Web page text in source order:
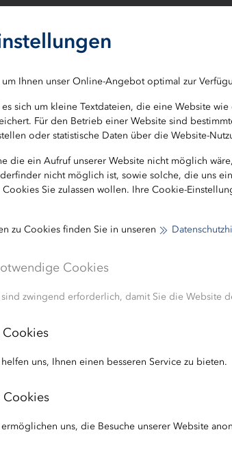
Ihnen unser Online-Angebot optimal zur
sich um kleine Textdateien, die eine Website
Für den Betrieb einer Website sind
oder statistische Daten über die Website-
die ein Aufruf unserer Website nicht möglich
nicht möglich ist, sowie solche, die uns
Sie zulassen wollen. Ihre Cookie-
zu Cookies finden Sie in unseren
Cookies
zwingend erforderlich, damit Sie die Website
uns, Ihnen einen besseren Service zu bieten.
uns, die Besuche unserer Website
Partnerschaft
von Capitalium Finanzcoaching
verliehen. Mit dem Zertifikat
Mitarbeiter von Sparkassen und
erfolgreich Kunden vermitteln.
Capitalium Finanzcoaching zeichnet
Finanzierungskonzepte aus und
Das Zertifikat wurde Matthias Drews
in den Geschäftsräumen von